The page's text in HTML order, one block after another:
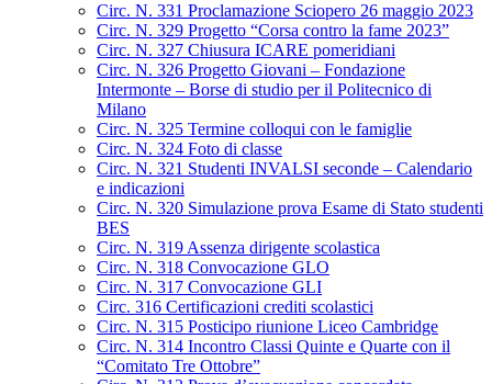
Circ. N. 331 Proclamazione Sciopero 26 maggio 2023
Circ. N. 329 Progetto “Corsa contro la fame 2023”
Circ. N. 327 Chiusura ICARE pomeridiani
Circ. N. 326 Progetto Giovani – Fondazione
Intermonte – Borse di studio per il Politecnico di
Milano
Circ. N. 325 Termine colloqui con le famiglie
Circ. N. 324 Foto di classe
Circ. N. 321 Studenti INVALSI seconde – Calendario
e indicazioni
Circ. N. 320 Simulazione prova Esame di Stato studenti
BES
Circ. N. 319 Assenza dirigente scolastica
Circ. N. 318 Convocazione GLO
Circ. N. 317 Convocazione GLI
Circ. 316 Certificazioni crediti scolastici
Circ. N. 315 Posticipo riunione Liceo Cambridge
Circ. N. 314 Incontro Classi Quinte e Quarte con il
“Comitato Tre Ottobre”